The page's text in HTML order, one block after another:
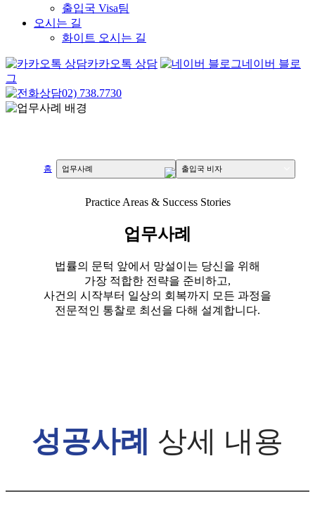
출입국 Visa팀
오시는 길
화이트 오시는 길
카카오톡 상담
네이버 블로
그
02) 738.7730
홈 업무사례 출입국 비자
Practice Areas & Success Stories
업무사례
법률의 문턱 앞에서 망설이는 당신을 위해
가장 적합한 전략을 준비하고,
사건의 시작부터 일상의 회복까지 모든 과정을
전문적인 통찰로 최선을 다해 설계합니다.
성공사례 상세 내용